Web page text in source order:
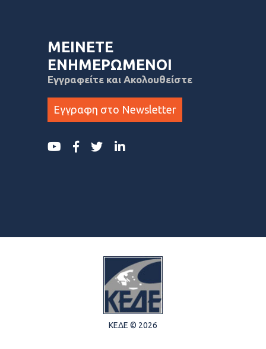
ΜΕΙΝΕΤΕ
ΕΝΗΜΕΡΩΜΕΝΟΙ
Εγγραφείτε και Ακολουθείστε
Εγγραφη στο Newsletter
ΚΕΔΕ © 2026